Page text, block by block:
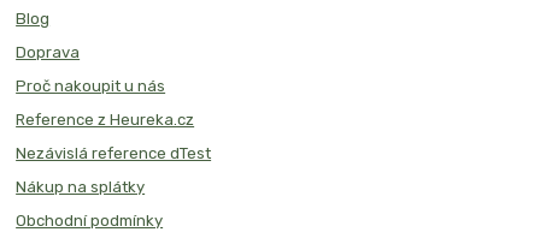
Blog
Doprava
Proč nakoupit u nás
Reference z Heureka.cz
Nezávislá reference dTest
Nákup na splátky
Obchodní podmínky